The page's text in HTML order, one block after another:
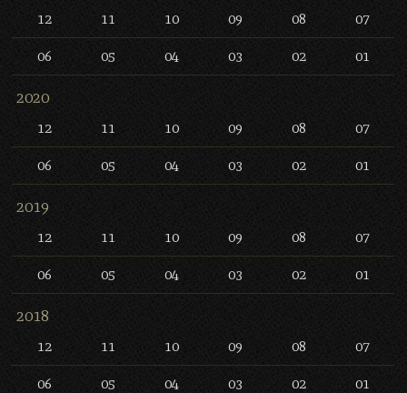
12 11 10 09 08 07
06 05 04 03 02 01
2020
12 11 10 09 08 07
06 05 04 03 02 01
2019
12 11 10 09 08 07
06 05 04 03 02 01
2018
12 11 10 09 08 07
06 05 04 03 02 01